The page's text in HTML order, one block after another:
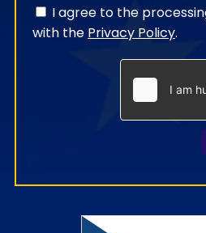
I agree to the
with the Privacy Policy.